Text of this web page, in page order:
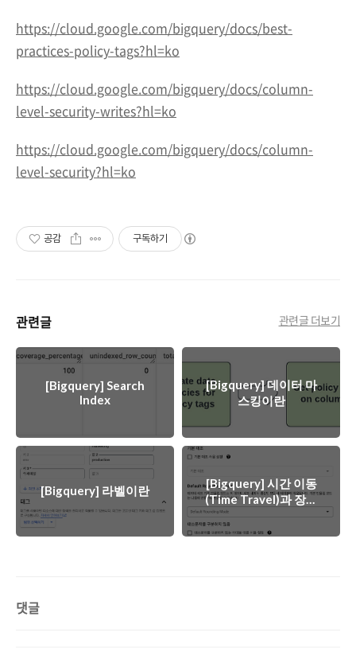
https://cloud.google.com/bigquery/docs/best-
practices-policy-tags?hl=ko
https://cloud.google.com/bigquery/docs/column-
level-security-writes?hl=ko
https://cloud.google.com/bigquery/docs/column-
level-security?hl=ko
공감 구독하기
관련글 관련글 더보기
[Bigquery] Search
Index
[Bigquery] 데이터 마
스킹이란
[Bigquery] 라벨이란
[Bigquery] 시간 이동
(Time Travel)과 장애
안전(Fail-Safe)이란
댓글